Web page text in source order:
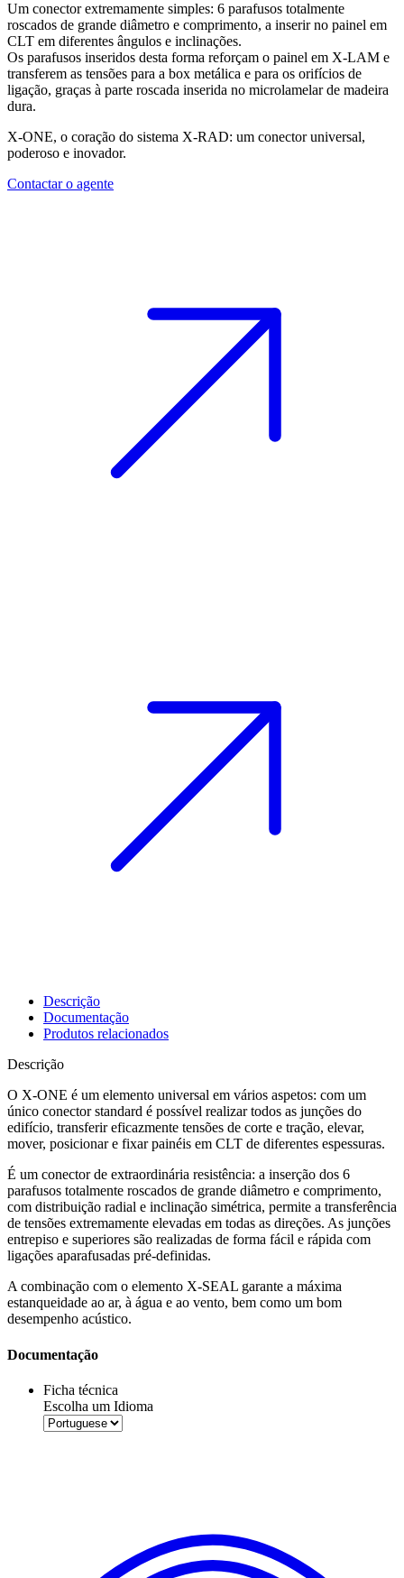
Um conector extremamente simples: 6 parafusos totalmente
roscados de grande diâmetro e comprimento, a inserir no painel em
CLT em diferentes ângulos e inclinações.
Os parafusos inseridos desta forma reforçam o painel em X-LAM e
transferem as tensões para a box metálica e para os orifícios de
ligação, graças à parte roscada inserida no microlamelar de madeira
dura.
X-ONE, o coração do sistema X-RAD: um conector universal,
poderoso e inovador.
Contactar o agente
Descrição
Documentação
Produtos relacionados
Descrição
O X-ONE é um elemento universal em vários aspetos: com um
único conector standard é possível realizar todos as junções do
edifício, transferir eficazmente tensões de corte e tração, elevar,
mover, posicionar e fixar painéis em CLT de diferentes espessuras.
É um conector de extraordinária resistência: a inserção dos 6
parafusos totalmente roscados de grande diâmetro e comprimento,
com distribuição radial e inclinação simétrica, permite a transferência
de tensões extremamente elevadas em todas as direções. As junções
entrepiso e superiores são realizadas de forma fácil e rápida com
ligações aparafusadas pré-definidas.
A combinação com o elemento X-SEAL garante a máxima
estanqueidade ao ar, à água e ao vento, bem como um bom
desempenho acústico.
Documentação
Ficha técnica
Escolha um Idioma